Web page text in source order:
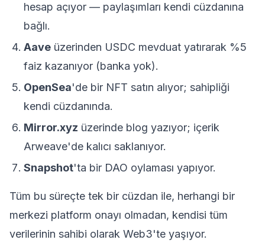
hesap açıyor — paylaşımları kendi cüzdanına
bağlı.
Aave üzerinden USDC mevduat yatırarak %5
faiz kazanıyor (banka yok).
OpenSea'de bir NFT satın alıyor; sahipliği
kendi cüzdanında.
Mirror.xyz üzerinde blog yazıyor; içerik
Arweave'de kalıcı saklanıyor.
Snapshot'ta bir DAO oylaması yapıyor.
Tüm bu süreçte tek bir cüzdan ile, herhangi bir
merkezi platform onayı olmadan, kendisi tüm
verilerinin sahibi olarak Web3'te yaşıyor.